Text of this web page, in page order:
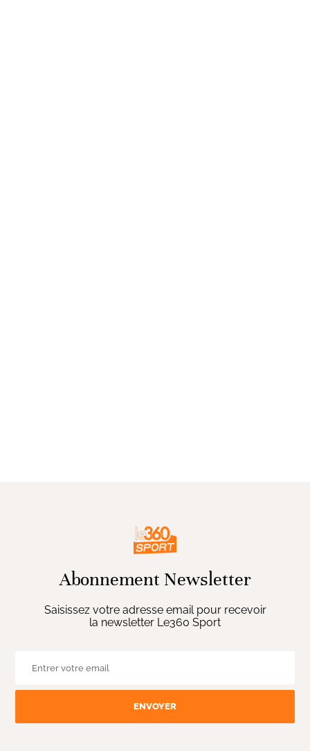
Abonnement Newsletter
Saisissez votre adresse email pour recevoir
la newsletter Le360 Sport
ENVOYER